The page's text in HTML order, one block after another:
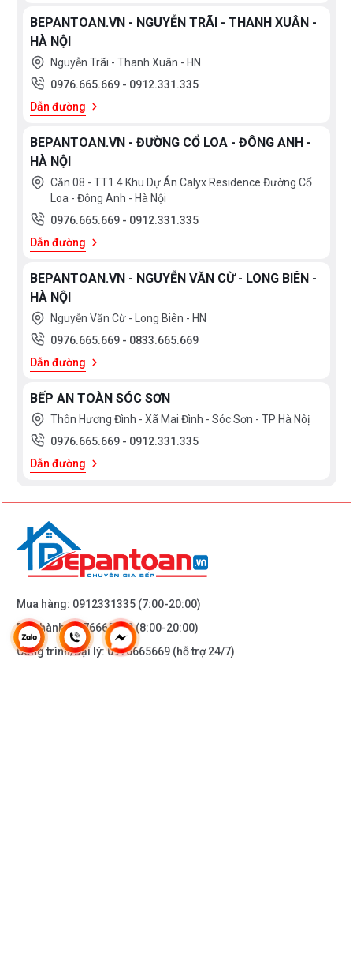
BEPANTOAN.VN - NGUYỄN TRÃI - THANH XUÂN -
HÀ NỘI
Nguyễn Trãi - Thanh Xuân - HN
0976.665.669 - 0912.331.335
Dẫn đường
BEPANTOAN.VN - ĐƯỜNG CỔ LOA - ĐÔNG ANH -
HÀ NỘI
Căn 08 - TT1.4 Khu Dự Án Calyx Residence Đường Cổ
Loa - Đông Anh - Hà Nội
0976.665.669 - 0912.331.335
Dẫn đường
BEPANTOAN.VN - NGUYỄN VĂN CỪ - LONG BIÊN -
HÀ NỘI
Nguyễn Văn Cừ - Long Biên - HN
0976.665.669 - 0833.665.669
Dẫn đường
BẾP AN TOÀN SÓC SƠN
Thôn Hương Đình - Xã Mai Đình - Sóc Sơn - TP Hà Nôị
0976.665.669 - 0912.331.335
Dẫn đường
Mua hàng: 0912331335 (7:00-20:00)
Bảo hành:0976665669(8:00-20:00)
Công trình/Đại lý:0976665669 (hỗ trợ 24/7)